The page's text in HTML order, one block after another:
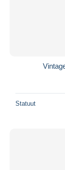
Statuut